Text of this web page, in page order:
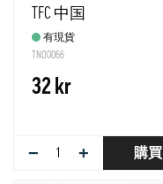
TFC 中国
有現貨
TNO0066
32 kr
− + 購買